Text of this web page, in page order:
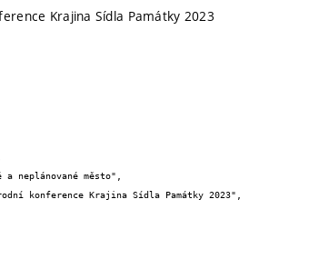
Krajina Sídla Památky 2023